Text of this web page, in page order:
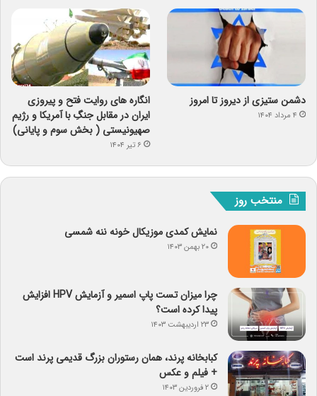
دشمن ستیزی از دیروز تا امروز
۴ مرداد ۱۴۰۴
انگاره های روایت فتح و پیروزی
ایران در مقابل جنگِ با آمریکا و رژیم
صهیونیستی ( بخش سوم و پایانی)
۶ تیر ۱۴۰۴
منتخب روز
نمایش کمدی موزیکال خونه ننه شمسی
۲۰ بهمن ۱۴۰۳
چرا میزان تست پاپ اسمیر و آزمایش HPV افزایش
پیدا کرده است؟
۲۳ اردیبهشت ۱۴۰۳
کبابخانه پرند، همان رستوران بزرگ قدیمی پرند است
+ فیلم و عکس
۲ فروردین ۱۴۰۳